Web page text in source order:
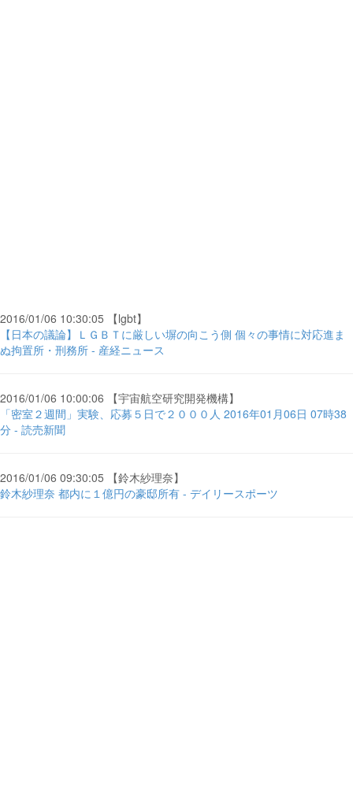
2016/01/06 10:30:05 【lgbt】
【日本の議論】ＬＧＢＴに厳しい塀の向こう側 個々の事情に対応進ま
ぬ拘置所・刑務所 - 産経ニュース
2016/01/06 10:00:06 【宇宙航空研究開発機構】
「密室２週間」実験、応募５日で２０００人 2016年01月06日 07時38
分 - 読売新聞
2016/01/06 09:30:05 【鈴木紗理奈】
鈴木紗理奈 都内に１億円の豪邸所有 - デイリースポーツ